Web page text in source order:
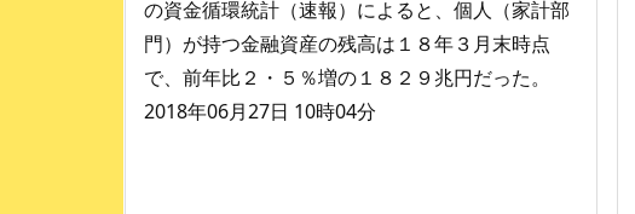
の資金循環統計（速報）によると、個人（家計部
門）が持つ金融資産の残高は１８年３月末時点
で、前年比２・５％増の１８２９兆円だった。
2018年06月27日 10時04分